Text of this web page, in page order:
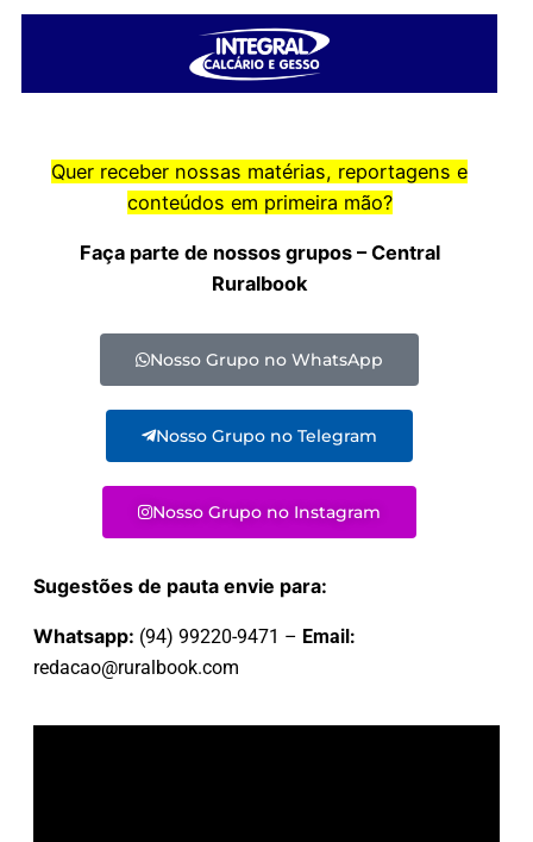
Quer receber nossas matérias, reportagens e
conteúdos em primeira mão?
Faça parte de nossos grupos – Central
Ruralbook
Nosso Grupo no WhatsApp
Nosso Grupo no Telegram
Nosso Grupo no Instagram
Sugestões de pauta envie para:
Whatsapp: (94) 99220-9471 – Email:
redacao@ruralbook.com